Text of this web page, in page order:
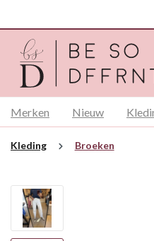
Merken Nieuw
Kleding Broeken